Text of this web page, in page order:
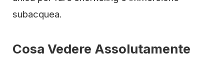
subacquea.
Cosa Vedere Assolutamente